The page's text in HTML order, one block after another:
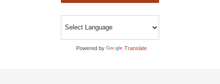
Powered by Translate